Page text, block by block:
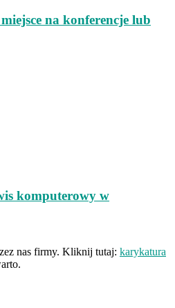
na konferencje lub
komputerowy w
nas firmy. Kliknij tutaj: karykatura